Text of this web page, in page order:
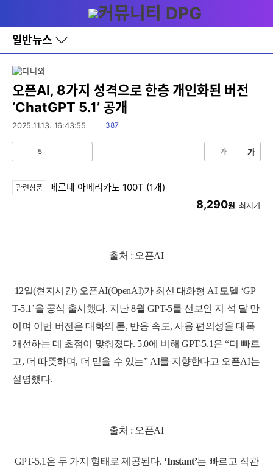
와
홈
일반뉴스
바
로
레
이
어
토
오픈AI, 8가지 성격으로 한층 개인화된 버전
‘ChatGPT 5.1’ 공개
2025.11.13. 16:43:55
읽
387
5 가 가
관련상품 페르네 아메리카노 100T (1개)
8,290원 최저가
출처 : 오픈AI
12일(현지시간) 오픈AI(OpenAI)가 최신 대화형 AI 모델 ‘GP
T-5.1’을 공식 출시했다. 지난 8월 GPT-5를 선보인 지 석 달 만
이며 이번 버전은 대화의 톤, 반응 속도, 사용 편의성을 대폭
개선하는 데 초점이 맞춰졌다. 5.0에 비해GPT-5.1은 “더 빠르
고, 더 따뜻하며, 더 믿을 수 있는” AI를 지향한다고 오픈AI는
설명했다.
출처 : 오픈AI
GPT-5.1은 두 가지 형태로 제공된다. ‘Instant’는 빠르고 직관